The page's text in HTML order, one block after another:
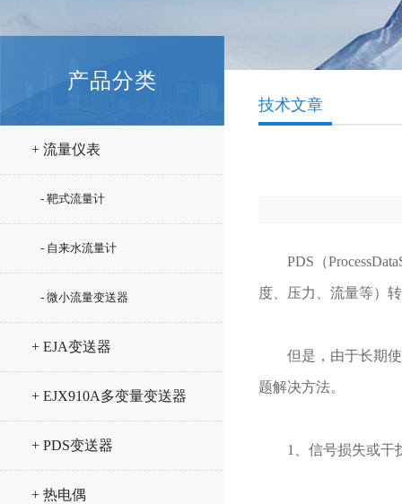
产品分类
+ 流量仪表
- 靶式流量计
- 自来水流量计
- 微小流量变送器
+ EJA变送器
+ EJX910A多变量变送器
+ PDS变送器
+ 热电偶
技术文章
PDS（
度、压力、流量等）
但是，由于长期使
题解决方法。
1、信号损失或干